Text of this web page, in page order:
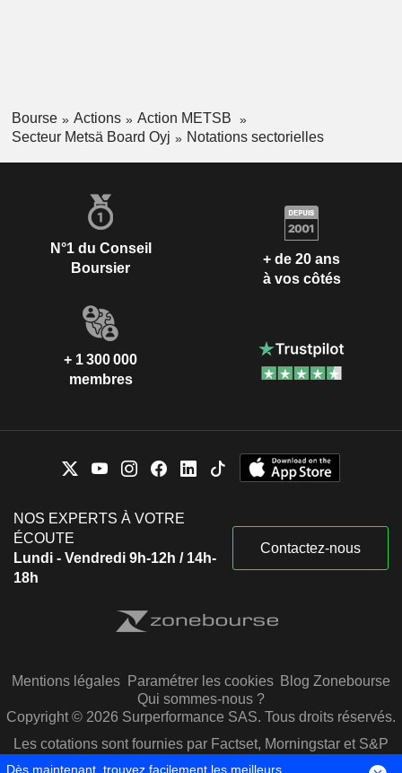
Bourse Actions
Action METSB
Secteur Metsä Board Oyj
Notations sectorielles
N°1 du Conseil
Boursier
+ de 20 ans
à vos côtés
+ 1 300 000
membres
NOS EXPERTS À VOTRE
ÉCOUTE
Lundi - Vendredi 9h-12h / 14h-
18h
Contactez-nous
Mentions légales Paramétrer les cookies Blog Zonebourse
Qui sommes-nous ?
Copyright © 2026 Surperformance SAS. Tous droits réservés.
Les cotations sont fournies par Factset, Morningstar et S&P
Capital IQ
Dès maintenant, trouvez facilement les meilleurs